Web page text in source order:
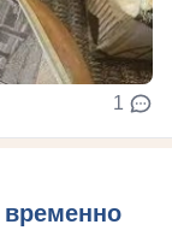
1
временно